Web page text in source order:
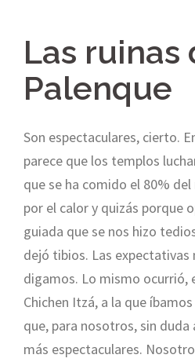
Las ruinas
Palenque
Son espectaculares, cierto.
parece que los templos
que se ha comido el 80%
por el calor y quizás porque
guiada que se nos hizo
dejó tibios. Las expectativas
digamos. Lo mismo ocurrió,
Chichen Itzá, a la que
que, para nosotros, sin duda
más espectaculares.